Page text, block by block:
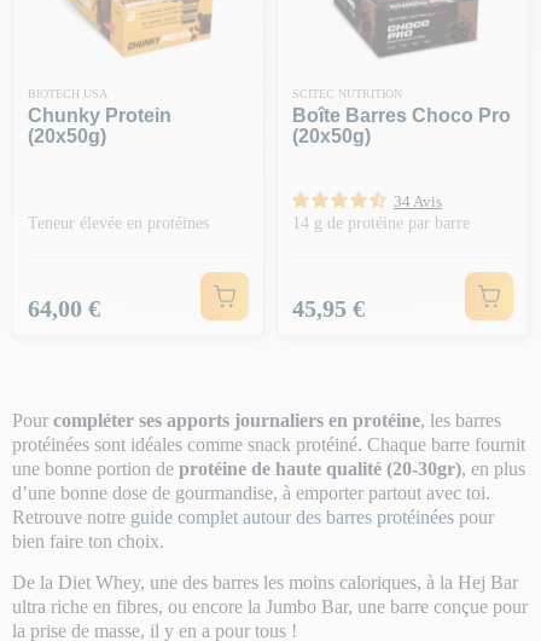
BIOTECH USA
Chunky Protein
(20x50g)
Teneur élevée en protéines
Prix
64,00 €
SCITEC NUTRITION
Boîte Barres Choco Pro
(20x50g)
34 Avis
14 g de protéine par barre
Prix
45,95 €
Pour compléter ses apports journaliers en protéine, les barres
protéinées sont idéales comme snack protéiné. Chaque barre fournit
une bonne portion de protéine de haute qualité (20-30gr), en plus
d’une bonne dose de gourmandise, à emporter partout avec toi.
Retrouve notre guide complet autour des barres protéinées pour
bien faire ton choix.
De la Diet Whey, une des barres les moins caloriques, à la Hej Bar
ultra riche en fibres, ou encore la Jumbo Bar, une barre conçue pour
la prise de masse, il y en a pour tous !